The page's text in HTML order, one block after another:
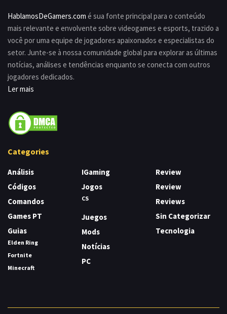
HablamosDeGamers.com é sua fonte principal para o conteúdo
mais relevante e envolvente sobre videogames e esports, trazido a
você por uma equipe de jogadores apaixonados e especialistas do
setor. Junte-se à nossa comunidade global para explorar as últimas
notícias, análises e tendências enquanto se conecta com outros
jogadores dedicados.
Ler mais
Categories
Análisis
Códigos
Comandos
Games PT
Guias
Elden Ring
Fortnite
Minecraft
IGaming
Jogos
CS
Juegos
Mods
Notícias
PC
Review
Review
Reviews
Sin Categorizar
Tecnologia